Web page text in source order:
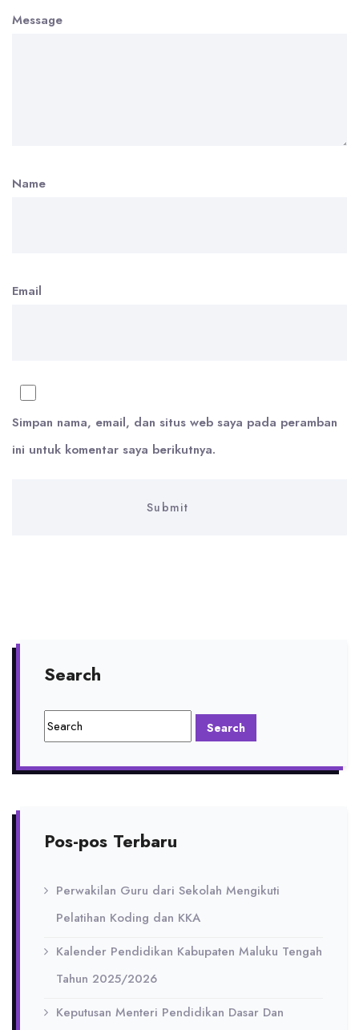
Message
Name
Email
Simpan nama, email, dan situs web saya pada peramban
ini untuk komentar saya berikutnya.
Search
Pos-pos Terbaru
Perwakilan Guru dari Sekolah Mengikuti
Pelatihan Koding dan KKA
Kalender Pendidikan Kabupaten Maluku Tengah
Tahun 2025/2026
Keputusan Menteri Pendidikan Dasar Dan